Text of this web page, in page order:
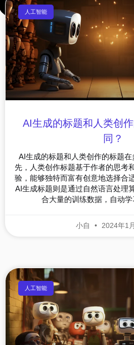
人工智能
AI生成的标题和人类创
同？
AI生成的标题和人类创作的标题
先，人类创作标题基于作者的思考
验，能够独特而富有创意地选择合
AI生成标题则是通过自然语言处理
合大量的训练数据，自动学
小自 2024年1
人工智能